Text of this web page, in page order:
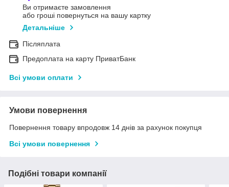
Ви отримаєте замовлення
або гроші повернуться на вашу картку
Детальніше
Післяплата
Предоплата на карту ПриватБанк
Всі умови оплати
Умови повернення
Повернення товару впродовж 14 днів за рахунок покупця
Всі умови повернення
Подібні товари компанії